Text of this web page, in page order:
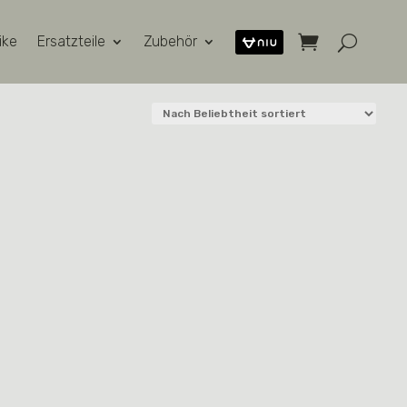
Ersatzteile Zubehör